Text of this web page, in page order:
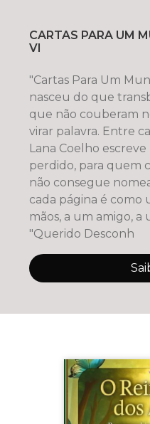
CARTAS PARA UM
VI
"Cartas Para Um
nasceu do que
que não couberam
virar palavra. Entre cartas e reflexões poéticas,
Lana Coelho
perdido, para quem
não consegue
cada página é
mãos, a um amigo, a
"Querido Desconh